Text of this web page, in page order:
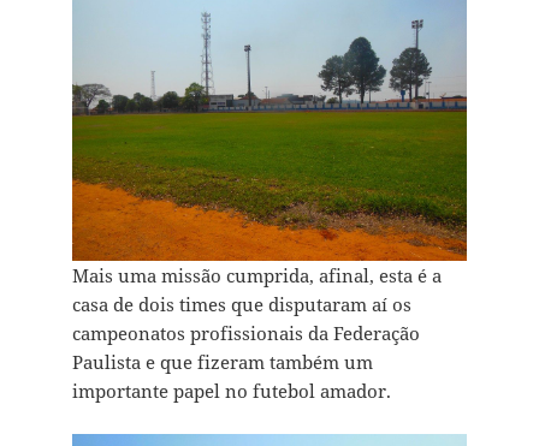
Mais uma missão cumprida, afinal, esta é a
casa de dois times que disputaram aí os
campeonatos profissionais da Federação
Paulista e que fizeram também um
importante papel no futebol amador.